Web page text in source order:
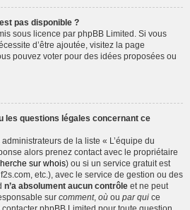
pas disponible ?
sous licence par phpBB Limited. Si vous
d’être ajoutée, visitez la page
pouvez voter pour des idées proposées ou
les questions légales concernant ce
de la liste « L’équipe du
alors prenez contact avec le propriétaire
sur whois) ou si un service gratuit est
etc.), avec le service de gestion ou des
n’a absolument aucun contrôle et ne peut
sur comment, où ou par qui ce